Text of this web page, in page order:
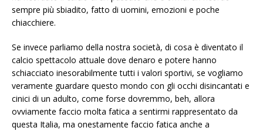
sempre più sbiadito, fatto di uomini, emozioni e poche
chiacchiere.
Se invece parliamo della nostra società, di cosa è diventato il
calcio spettacolo attuale dove denaro e potere hanno
schiacciato inesorabilmente tutti i valori sportivi, se vogliamo
veramente guardare questo mondo con gli occhi disincantati e
cinici di un adulto, come forse dovremmo, beh, allora
ovviamente faccio molta fatica a sentirmi rappresentato da
questa Italia, ma onestamente faccio fatica anche a